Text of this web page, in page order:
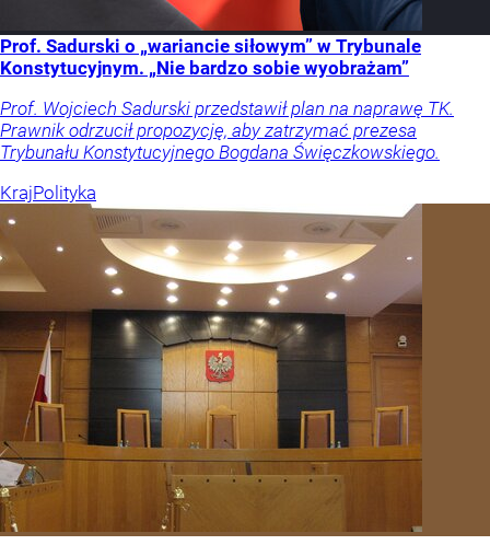
Prof. Sadurski o „wariancie siłowym” w Trybunale
Konstytucyjnym. „Nie bardzo sobie wyobrażam”
Prof. Wojciech Sadurski przedstawił plan na naprawę TK.
Prawnik odrzucił propozycję, aby zatrzymać prezesa
Trybunału Konstytucyjnego Bogdana Święczkowskiego.
KrajPolityka